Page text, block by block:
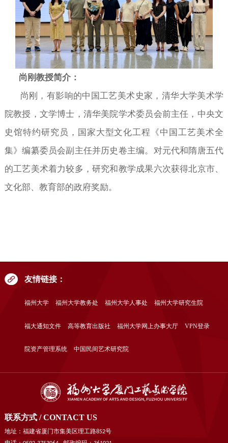
尚刚教授简介：
尚刚，有影响的中国工艺美术史家，清华大学美术学
院教授，文学博士，清华美院学术委员会前主任，中央文
史馆特约研究员，国家大型文化工程《中国工艺美术全
集》编纂委员会副主任并历史卷主编。对元代和隋唐五代
的工艺美术着力较多，研究和教学成果六次获得北京市、
文化部、教育部的政府奖励。
友情链接：
福州大学 福州大学教务处 福州大学人事处 福州大学研究生院
福大通知文件 高等教育出版社 福州大学网上办事大厅 VPN登录
院资产管理系统 中国民间艺术研究院
联系方式 / CONTACT US
地址：福建省厦门市集美区理工路852号